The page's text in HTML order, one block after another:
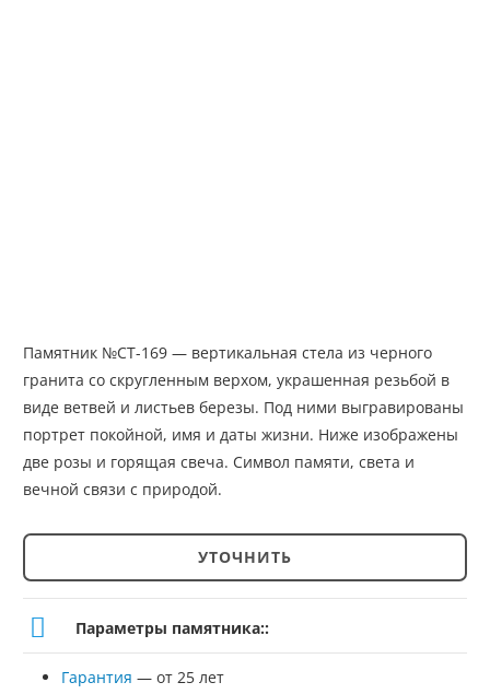
Памятник №СТ-169 — вертикальная стела из черного
гранита со скругленным верхом, украшенная резьбой в
виде ветвей и листьев березы. Под ними выгравированы
портрет покойной, имя и даты жизни. Ниже изображены
две розы и горящая свеча. Символ памяти, света и
вечной связи с природой.
Количество
товара
Памятник
УТОЧНИТЬ
Параметры памятника::
Гарантия — от 25 лет